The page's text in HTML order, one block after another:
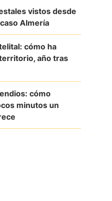
vistos desde
Almería
cómo ha
año tras
cómo
minutos un